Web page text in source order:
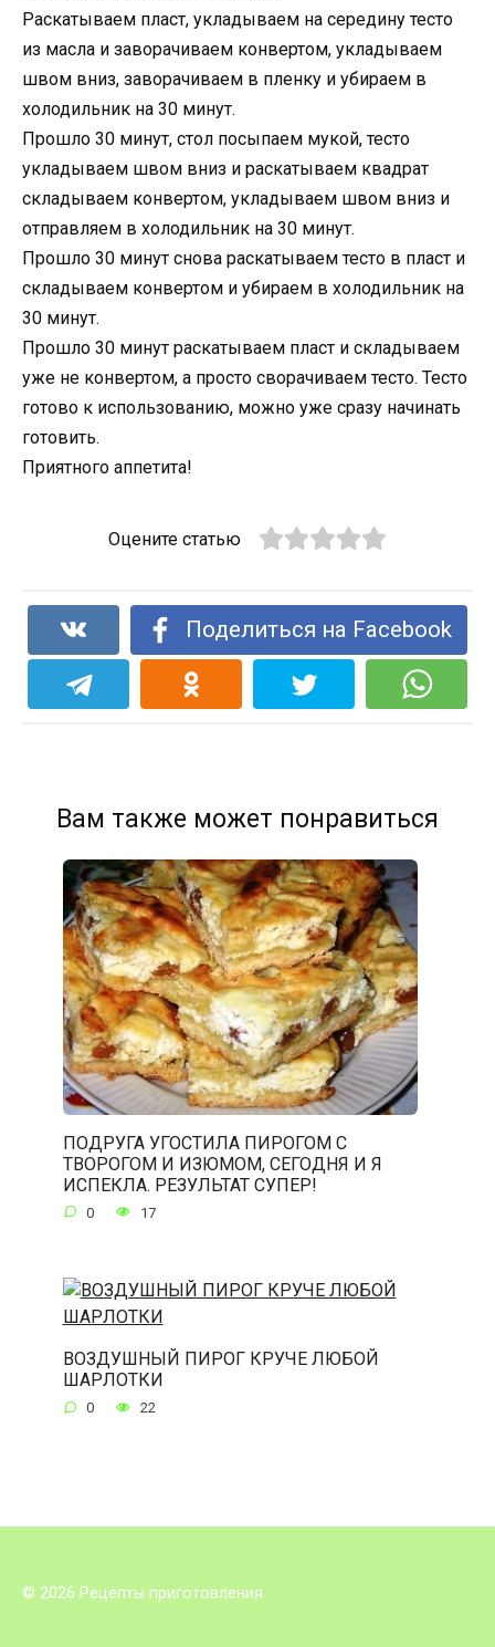
Раскатываем пласт, укладываем на середину тесто
из масла и заворачиваем конвертом, укладываем
швом вниз, заворачиваем в пленку и убираем в
холодильник на 30 минут.
Прошло 30 минут, стол посыпаем мукой, тесто
укладываем швом вниз и раскатываем квадрат
складываем конвертом, укладываем швом вниз и
отправляем в холодильник на 30 минут.
Прошло 30 минут снова раскатываем тесто в пласт и
складываем конвертом и убираем в холодильник на
30 минут.
Прошло 30 минут раскатываем пласт и складываем
уже не конвертом, а просто сворачиваем тесто. Тесто
готово к использованию, можно уже сразу начинать
готовить.
Приятного аппетита!
Оцените статью
Поделиться на Facebook
Вам также может понравиться
ПОДРУГА УГОСТИЛА ПИРОГОМ С
ТВОРОГОМ И ИЗЮМОМ, СЕГОДНЯ И Я
ИСПЕКЛА. РЕЗУЛЬТАТ СУПЕР!
0 17
ВОЗДУШНЫЙ ПИРОГ КРУЧЕ ЛЮБОЙ
ШАРЛОТКИ
0 22
© 2026 Рецепты приготовления